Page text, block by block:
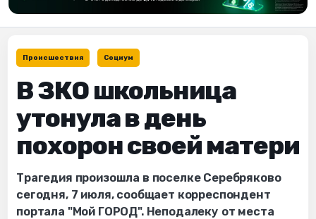
Происшествия Социум
В ЗКО школьница
утонула в день
похорон своей матери
Трагедия произошла в поселке Серебряково
сегодня, 7 июля, сообщает корреспондент
портала "Мой ГОРОД". Неподалеку от места